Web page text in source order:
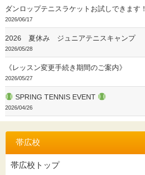
ダンロップテニスラケットお試しできます！
2026/06/17
2026 夏休み ジュニアテニスキャンプ
2026/05/28
《レッスン変更手続き期間のご案内》
2026/05/27
SPRING TENNIS EVENT
2026/04/26
帯広校
帯広校トップ